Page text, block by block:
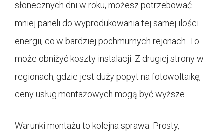
słonecznych dni w roku, możesz potrzebować
mniej paneli do wyprodukowania tej samej ilości
energii, co w bardziej pochmurnych rejonach. To
może obniżyć koszty instalacji. Z drugiej strony w
regionach, gdzie jest duży popyt na fotowoltaikę,
ceny usług montażowych mogą być wyższe.
Warunki montażu to kolejna sprawa. Prosty,